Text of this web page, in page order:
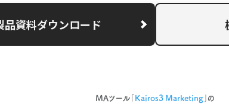
品資料ダウンロード
MAツール｢ Kairos3 Marketing｣の